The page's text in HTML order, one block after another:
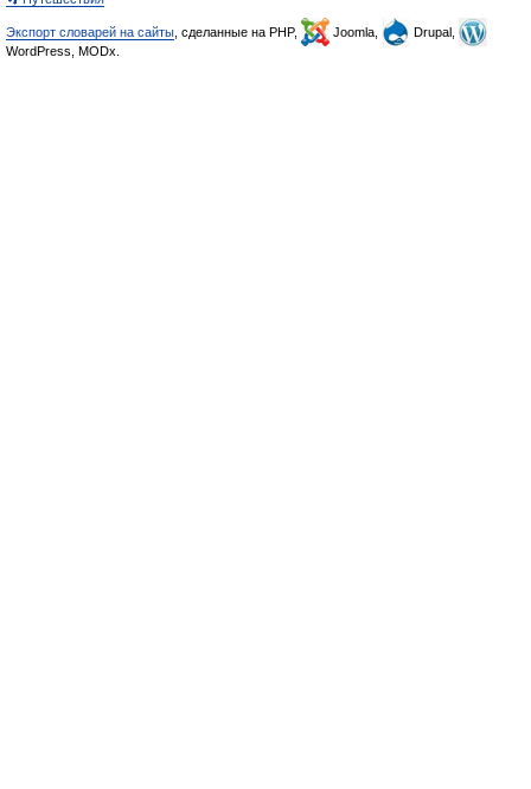
Экспорт словарей на сайты , сделанные на PHP, Joomla,
Drupal,
WordPress, MODx.